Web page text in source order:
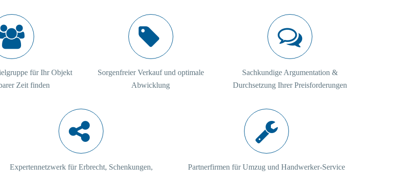
für Ihr Objekt
Zeit finden
Sorgenfreier Verkauf und optimale
Abwicklung
Sachkundige Argumentation &
Durchsetzung Ihrer Preisforderungen
Expertennetzwerk für Erbrecht, Schenkungen,
Partnerfirmen für Umzug und Handwerker-Service